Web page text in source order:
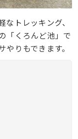
トレッキング、
「くろんど池」で
りもできます。